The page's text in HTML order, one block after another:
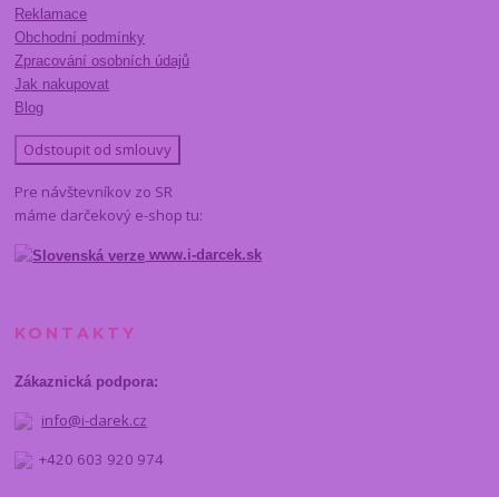
Reklamace
Obchodní podmínky
Zpracování osobních údajů
Jak nakupovat
Blog
Odstoupit od smlouvy
Pre návštevníkov zo SR
máme darčekový e-shop tu:
www.i-darcek.sk
KONTAKTY
Zákaznická podpora:
info@i-darek.cz
+420 603 920 974